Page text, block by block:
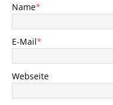
Name*
E-Mail*
Webseite